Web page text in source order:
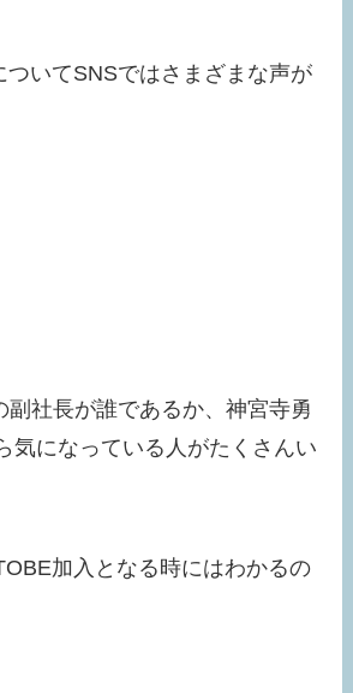
ついてSNSではさまざまな声が
副社長が誰であるか、神宮寺勇
気になっている人がたくさんい
加入となる時にはわかるの